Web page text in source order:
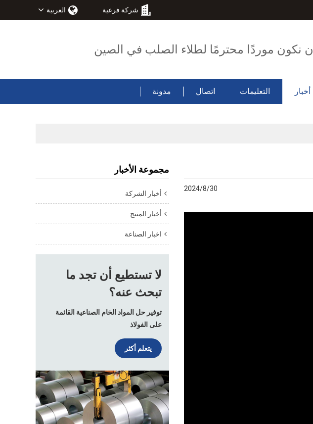
شركة فرعية العربية
أن نكون موردًا محترمًا لطلاء الصلب في الصين
أخبار التعليمات اتصال مدونة
مجموعة الأخبار
أخبار الشركة
أخبار المنتج
اخبار الصناعة
لا تستطيع أن تجد ما
تبحث عنه؟
توفير حل المواد الخام الصناعية القائمة
على الفولاذ
يتعلم أكثر
2024/8/30